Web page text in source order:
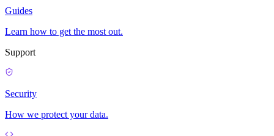
Guides
Learn how to get the most out.
Support
Security
How we protect your data.